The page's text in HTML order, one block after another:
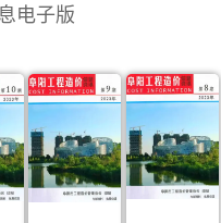
电子版